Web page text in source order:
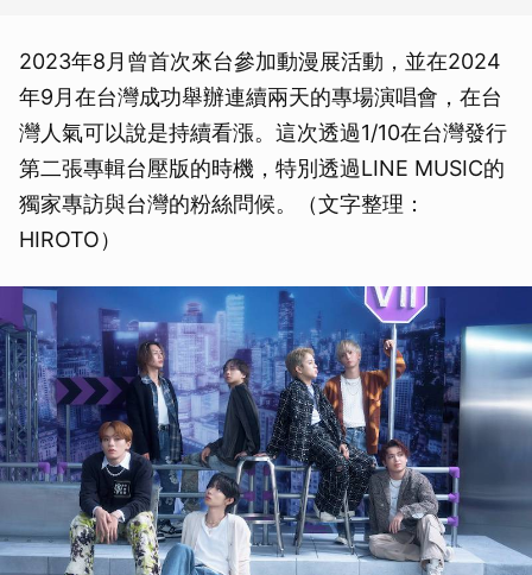
2023年8月曾首次來台參加動漫展活動，並在2024
年9月在台灣成功舉辦連續兩天的專場演唱會，在台
灣人氣可以說是持續看漲。這次透過1/10在台灣發行
第二張專輯台壓版的時機，特別透過LINE MUSIC的
獨家專訪與台灣的粉絲問候。（文字整理：
HIROTO）